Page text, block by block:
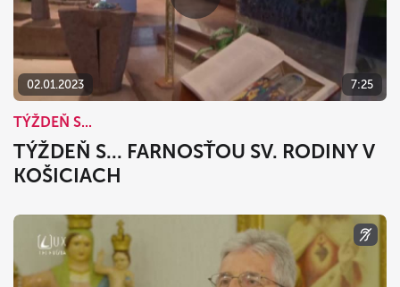
02.01.2023 7:25
TÝŽDEŇ S...
TÝŽDEŇ S... FARNOSŤOU SV. RODINY V
KOŠICIACH